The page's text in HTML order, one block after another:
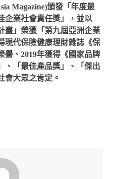
Magazine)頒發「年度最
企業社會責任獎」，並以
畫」榮獲「第九屆亞洲企業
現代保險健康理財雜誌《保
譽、2019年獲得《國家品牌
、「最佳產品獎」、「傑出
會大眾之肯定。